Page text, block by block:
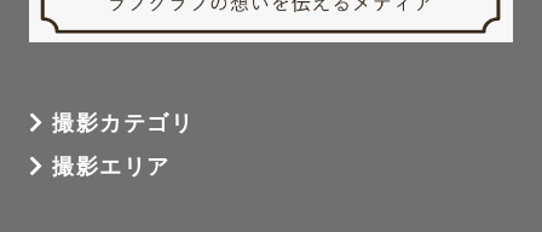
撮影カテゴリ
撮影エリア